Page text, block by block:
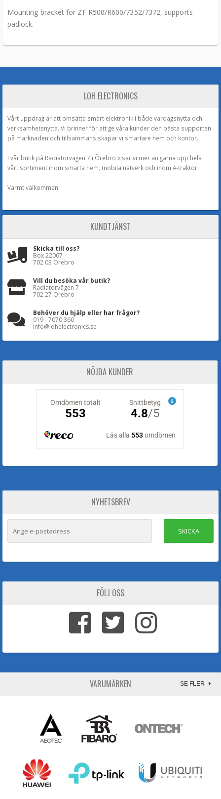
Mounting bracket for ZF R500/R600/7352/7372, supports
padlock.
LOH ELECTRONICS
Vårt uppdrag är att omsätta smart elektronik i både vardagsnytta och
verksamhetsnytta. Vi brinner för att ge våra kunder den bästa supporten
på marknaden och tillsammans skapar vi smartare hem och kontor.
I vår butik på Radiatorvägen 7 i Örebro visar vi mer än gärna upp hela
vårt sortiment inom smarta hem, mobila nätverk och inom A-traktor.
Varmt välkommen!
KUNDTJÄNST
Skicka till oss?
Box 22067
702 03 Örebro
Vill du besöka vår butik?
Radiatorvägen 7
702 27 Örebro
Behöver du hjälp eller har frågor?
019 - 7070 360
Info@lohelectronics.se
NÖJDA KUNDER
NYHETSBREV
SKICKA
FÖLJ OSS
VARUMÄRKEN SE FLER